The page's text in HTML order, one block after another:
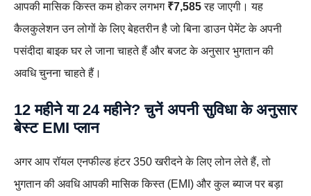
आपकी मासिक किस्त कम होकर लगभग ₹7,585रह जाएगी। यह
कैलकुलेशन उन लोगों के लिए बेहतरीन है जो बिना डाउन पेमेंट के अपनी
पसंदीदा बाइक घर ले जाना चाहते हैं और बजट के अनुसार भुगतान की
अवधि चुनना चाहते हैं।
12 महीने या 24 महीने? चुनें अपनी सुविधा के अनुसार
बेस्ट EMI प्लान
अगर आप रॉयल एनफील्ड हंटर 350 खरीदने के लिए लोन लेते हैं, तो
भुगतान की अवधि आपकी मासिक किस्त (EMI) और कुल ब्याज पर बड़ा